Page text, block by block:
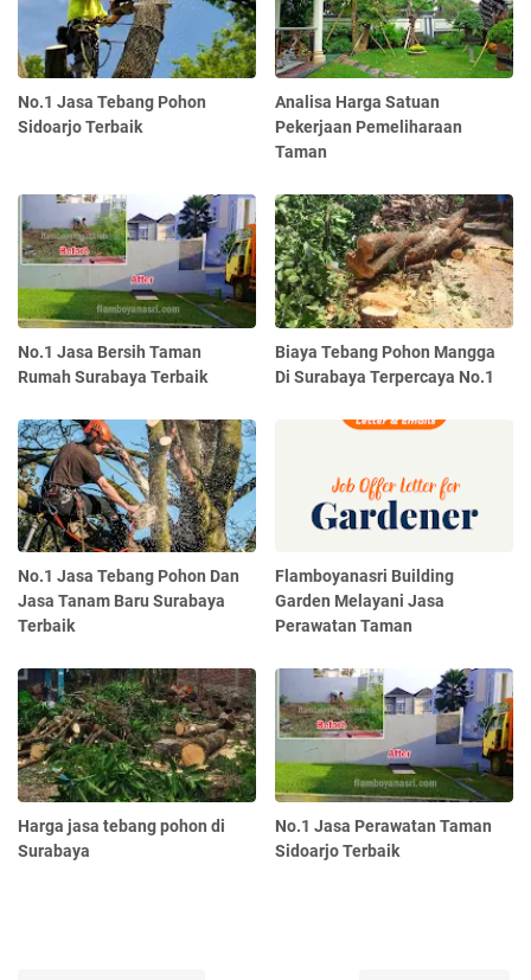
No.1 Jasa Tebang Pohon
Sidoarjo Terbaik
Analisa Harga Satuan
Pekerjaan Pemeliharaan
Taman
No.1 Jasa Bersih Taman
Rumah Surabaya Terbaik
Biaya Tebang Pohon Mangga
Di Surabaya Terpercaya No.1
No.1 Jasa Tebang Pohon Dan
Jasa Tanam Baru Surabaya
Terbaik
Flamboyanasri Building
Garden Melayani Jasa
Perawatan Taman
Harga jasa tebang pohon di
Surabaya
No.1 Jasa Perawatan Taman
Sidoarjo Terbaik